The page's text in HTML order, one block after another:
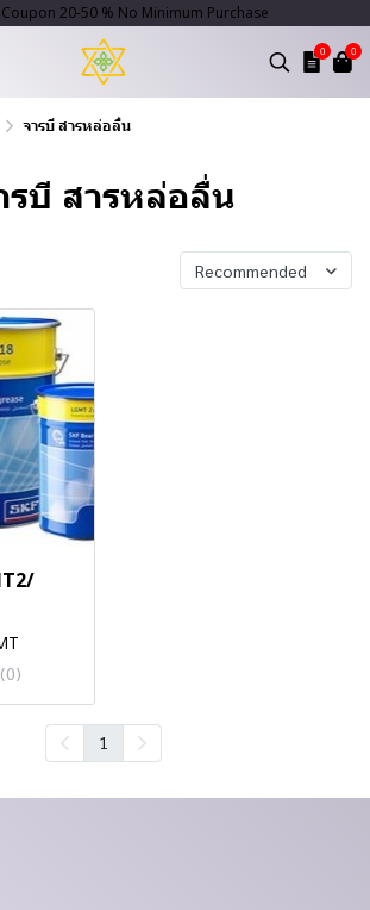
20-50 % No Minimum Purchase
0 0
จารบี สารหล่อลื่น
รบี สารหล่อลื่น
Recommended
(0)
1